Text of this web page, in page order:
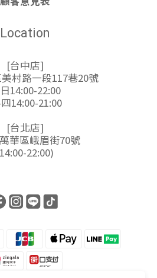
Location
[台中店]
村路一段117巷20號
14:00-22:00
14:00-21:00
[台北店]
華區峨眉街70號
22:00)